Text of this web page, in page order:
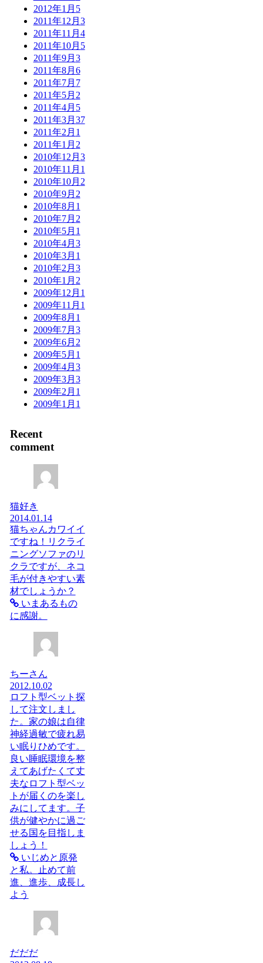
2012年1月 5
2011年12月 3
2011年11月 4
2011年10月 5
2011年9月 3
2011年8月 6
2011年7月 7
2011年5月 2
2011年4月 5
2011年3月 37
2011年2月 1
2011年1月 2
2010年12月 3
2010年11月 1
2010年10月 2
2010年9月 2
2010年8月 1
2010年7月 2
2010年5月 1
2010年4月 3
2010年3月 1
2010年2月 3
2010年1月 2
2009年12月 1
2009年11月 1
2009年8月 1
2009年7月 3
2009年6月 2
2009年5月 1
2009年4月 3
2009年3月 3
2009年2月 1
2009年1月 1
Recent
comment
猫好き
2014.01.14
猫ちゃんカワイイ
ですね！リクライ
ニングソファのリ
クラですが、ネコ
毛が付きやすい素
材でしょうか？
いまあるもの
に感謝。
ちーさん
2012.10.02
ロフト型ベット探
して注文しまし
た。家の娘は自律
神経過敏で疲れ易
い眠りひめです。
良い睡眠環境を整
えてあげたくて丈
夫なロフト型ベッ
トが届くのを楽し
みにしてます。子
供が健やかに過ご
せる国を目指しま
しょう！
いじめと原発
と私。止めて前
進、進歩、成長し
よう
だだだ